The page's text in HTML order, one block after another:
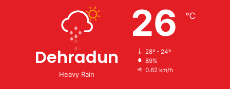
Dehradun
Heavy Rain
26 ℃
28º - 24º
89%
0.62 km/h